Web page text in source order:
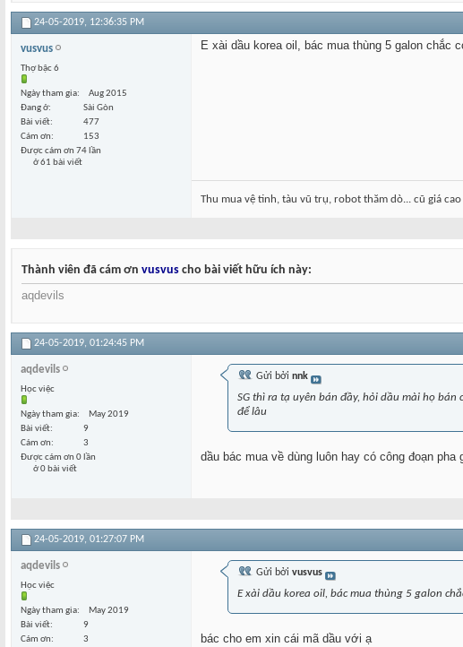
24-05-2019, 12:36:35 PM
vusvus
Thợ bậc 6
Ngày tham gia
Aug 2015
Đang ở
Sài Gòn
Bài viết
477
Cám ơn
153
Được cám ơn 74 lần
ở 61 bài viết
E xài dầu korea oil, bác mua thùng 5 galon
Thu mua vệ tinh, tàu vũ trụ, robot thăm dò... cũ giá cao
Thành viên đã cám ơn vusvus cho bài viết hữu ích này:
aqdevils
24-05-2019, 01:24:45 PM
aqdevils
Học việc
Ngày tham gia
May 2019
Bài viết
9
Cám ơn
3
Được cám ơn 0 lần
ở 0 bài viết
Gửi bởi nnk
SG thì ra tạ uyên bán đầy, hỏi dầu mài họ
để lâu
dầu bác mua về dùng luôn hay có công đoạn pha
24-05-2019, 01:27:07 PM
aqdevils
Học việc
Ngày tham gia
May 2019
Bài viết
9
Cám ơn
3
Gửi bởi vusvus
E xài dầu korea oil, bác mua thùng 5 galon
bác cho em xin cái mã dầu với ạ